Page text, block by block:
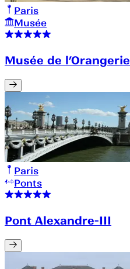
Paris
Musée
Musée de l’Orangerie
Paris
Ponts
Pont Alexandre-III